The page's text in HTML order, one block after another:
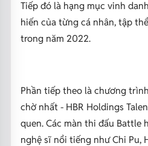
Tiếp đó là hạng mục vinh
hiến của từng cá nhân, tập
trong năm 2022.
Phần tiếp theo là chương
chờ nhất - HBR Holdings
quen. Các màn thi đấu Battle
nghệ sĩ nổi tiếng như Chi Pu,